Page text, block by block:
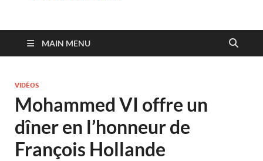
MAIN MENU
VIDÉOS
Mohammed VI offre un
dîner en l’honneur de
François Hollande